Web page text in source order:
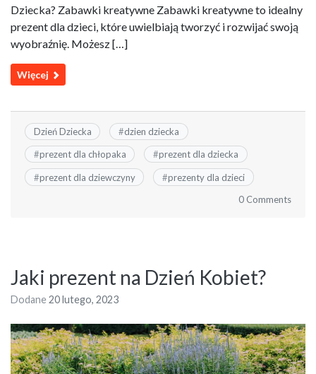
Dziecka? Zabawki kreatywne Zabawki kreatywne to idealny
prezent dla dzieci, które uwielbiają tworzyć i rozwijać swoją
wyobraźnię. Możesz […]
Więcej
Dzień Dziecka #dzien dziecka
#prezent dla chłopaka #prezent dla dziecka
#prezent dla dziewczyny #prezenty dla dzieci
0 Comments
Jaki prezent na Dzień Kobiet?
Dodane20 lutego, 2023